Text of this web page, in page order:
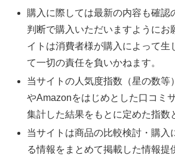
購入に際しては最新の内容も確認
判断で購入いただいますようにお
イトは消費者様が購入によって生
て一切の責任を負いかねます。
当サイトの人気度指数（星の数等
やAmazonをはじめとした口コミ
集計した結果をもとに定めた指数
当サイトは商品の比較検討・購入
る情報をまとめて掲載した情報提